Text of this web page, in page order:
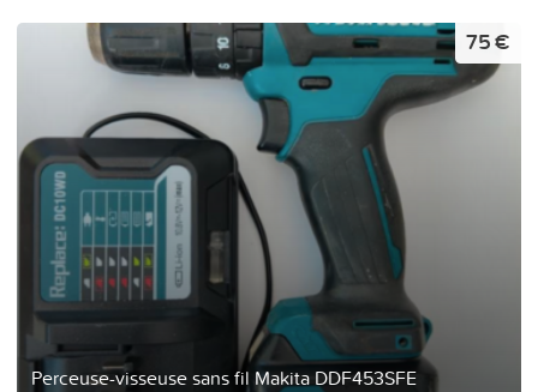
Perceuse-visseuse sans fil Makita DDF453SFE
75 €